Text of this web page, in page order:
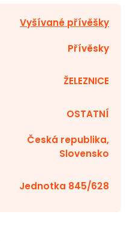
Vyšívané přívěšky
Přívěsky
ŽELEZNICE
OSTATNÍ
Česká republika,
Slovensko
Jednotka 845/628